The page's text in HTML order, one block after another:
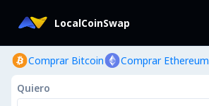
LocalCoinSwap
Comprar Bitcoin Comprar Ethereum
Quiero